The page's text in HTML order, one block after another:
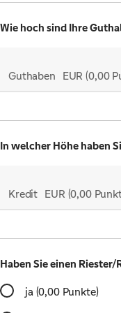
Wie hoch sind Ihre
Guthaben EUR (0,00
In welcher Höhe haben
Kredit EUR (0,00
Haben Sie einen
ja (0,00 Punkte)